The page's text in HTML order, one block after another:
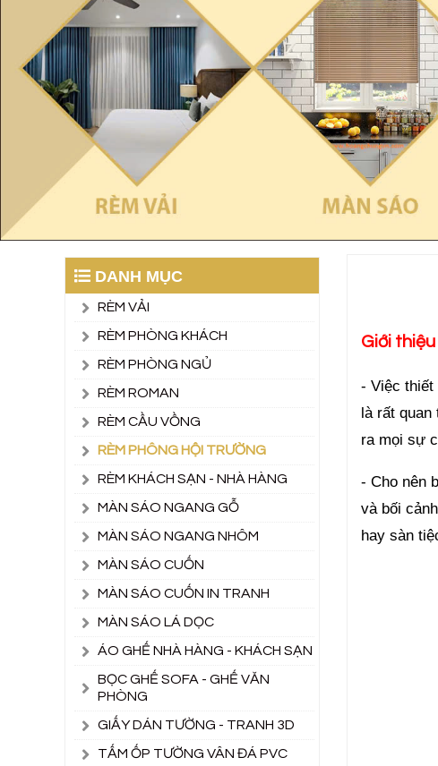
Giới
- Việc thiết
là rất
ra mọi sự
- Cho nên
và bối
hay sàn
DANH MỤC
RÈM VẢI
RÈM PHÒNG KHÁCH
RÈM PHÒNG NGỦ
RÈM ROMAN
RÈM CẦU VỒNG
RÈM PHÔNG HỘI TRƯỜNG
RÈM KHÁCH SẠN - NHÀ HÀNG
MÀN SÁO NGANG GỖ
MÀN SÁO NGANG NHÔM
MÀN SÁO CUỐN
MÀN SÁO CUỐN IN TRANH
MÀN SÁO LÁ DỌC
ÁO GHẾ NHÀ HÀNG - KHÁCH SẠN
BỌC GHẾ SOFA - GHẾ VĂN
PHÒNG
GIẤY DÁN TƯỜNG - TRANH 3D
TẤM ỐP TƯỜNG VÂN ĐÁ PVC